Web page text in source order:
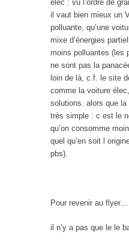
élec : vu l’ordre de
il vaut bien mieux un
polluante, qu’une
mixe d’énergies
moins polluantes (les
ne sont pas la
loin de là, c.f. le site
comme la voiture
solutions. alors que
très simple : c est le
qu’on consomme
quel qu’en soit l
pbs).
Pour revenir au flyer…
il n’y a pas que le le